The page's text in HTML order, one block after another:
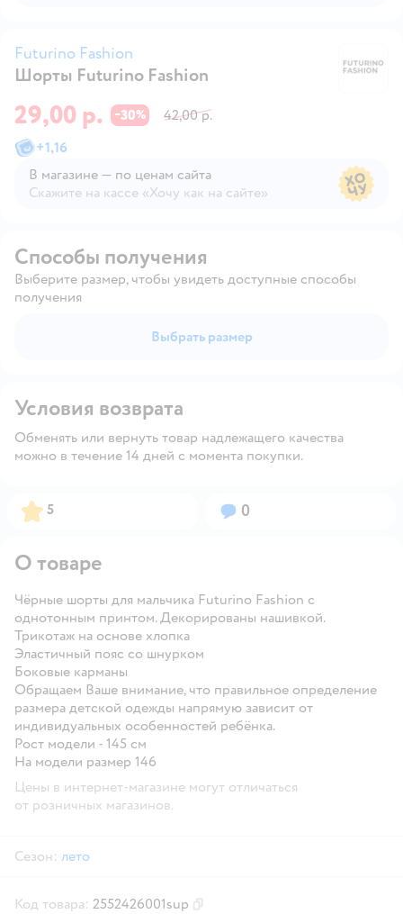
Futurino Fashion
Шорты Futurino Fashion
29,00 р. −30%
42,00 р.
+1,16
В магазине — по ценам сайта
Скажите на кассе «Хочу как на сайте»
Способы получения
Выберите размер, чтобы увидеть доступные способы
получения
Выбрать размер
Условия возврата
Обменять или вернуть товар надлежащего качества
можно в течение 14 дней с момента покупки.
Рейтинг:
5 Вопросов:
0
О товаре
Чёрные шорты для мальчика Futurino Fashion с
однотонным принтом. Декорированы нашивкой.
Трикотаж на основе хлопка
Эластичный пояс со шнурком
Боковые карманы
Обращаем Ваше внимание, что правильное определение
размера детской одежды напрямую зависит от
индивидуальных особенностей ребёнка.
Рост модели - 145 см
На модели размер 146
Цены в интернет-магазине могут отличаться
от розничных магазинов.
Сезон: лето
Код товара: 2552426001sup